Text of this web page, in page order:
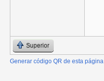
Superior
Generar código QR de esta página